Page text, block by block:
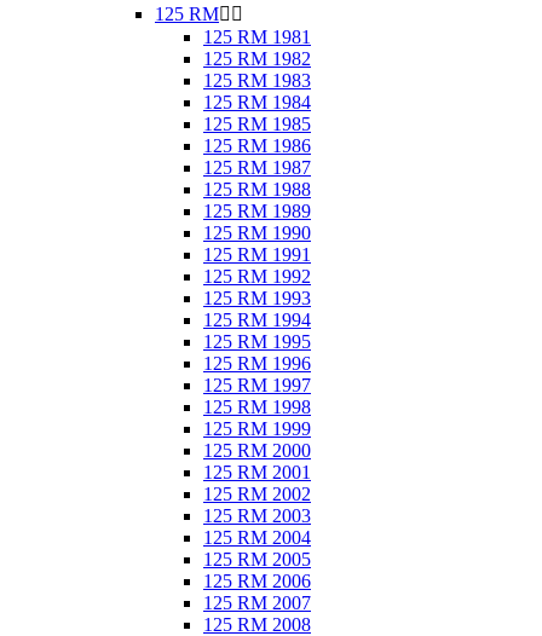
125 RM 
125 RM 1981
125 RM 1982
125 RM 1983
125 RM 1984
125 RM 1985
125 RM 1986
125 RM 1987
125 RM 1988
125 RM 1989
125 RM 1990
125 RM 1991
125 RM 1992
125 RM 1993
125 RM 1994
125 RM 1995
125 RM 1996
125 RM 1997
125 RM 1998
125 RM 1999
125 RM 2000
125 RM 2001
125 RM 2002
125 RM 2003
125 RM 2004
125 RM 2005
125 RM 2006
125 RM 2007
125 RM 2008